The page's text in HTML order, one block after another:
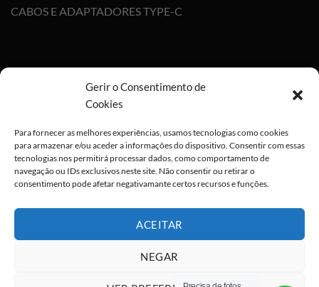
Gerir o Consentimento de
Cookies
Para fornecer as melhores experiências, usamos tecnologias como cookies
para armazenar e/ou aceder a informações do dispositivo. Consentir com essas
tecnologias nos permitirá processar dados, como comportamento de
navegação ou IDs exclusivos neste site. Não consentir ou retirar o
consentimento pode afetar negativamante certos recursos e funções.
ACEITAR
NEGAR
CABOS E ADAPTADORES TYPE-C